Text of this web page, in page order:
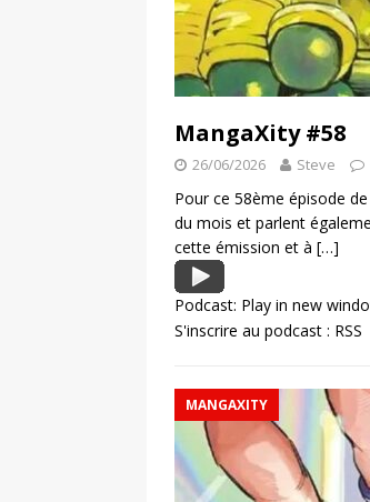
MangaXity #58
26/06/2026 Steve
Pour ce 58ème épisode
du mois et parlent
cette émission et à […]
Podcast: Play in new
S'inscrire au podcast : RSS
MANGAXITY